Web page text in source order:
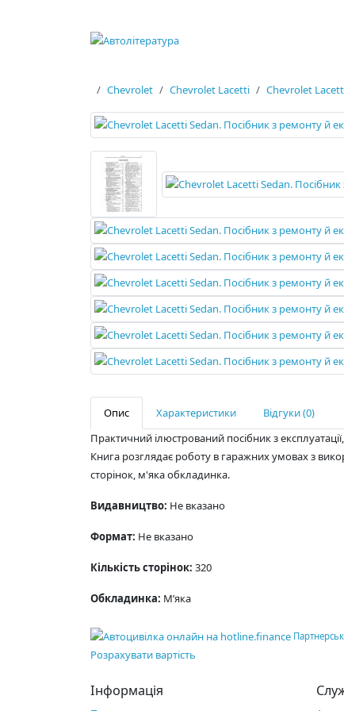
Chevrolet Chevrolet Lacetti Chevrolet
Опис Характеристики
Відгуки (0)
Практичний ілюстрований посібник з
Книга розглядає роботу в гаражних умовах з
сторінок, м'яка обкладинка.
Видавництво: Не вказано
Формат: Не вказано
Кількість сторінок: 320
Обкладинка: М’яка
Розрахувати вартість
Інформація